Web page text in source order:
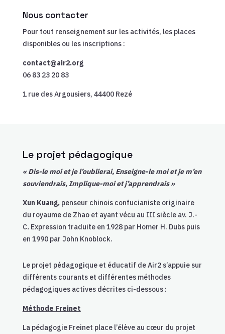
Nous contacter
Pour tout renseignement sur les activités, les places
disponibles ou les inscriptions :
contact@air2.org
06 83 23 20 83
1 rue des Argousiers, 44400 Rezé
Le projet pédagogique
« Dis-le moi et je l’oublierai, Enseigne-le moi et je m’en
souviendrais, Implique-moi et j’apprendrais »
Xun Kuang, penseur chinois confucianiste originaire
du royaume de Zhao et ayant vécu au III siècle av. J.-
C.Expression traduite en 1928 par Homer H. Dubs puis
en 1990 par John Knoblock.
Le projet pédagogique et éducatif de Air2 s’appuie sur
différents courants et différentes méthodes
pédagogiques actives décrites ci-dessous :
Méthode Freinet
La pédagogie Freinet place l’élève au cœur du projet